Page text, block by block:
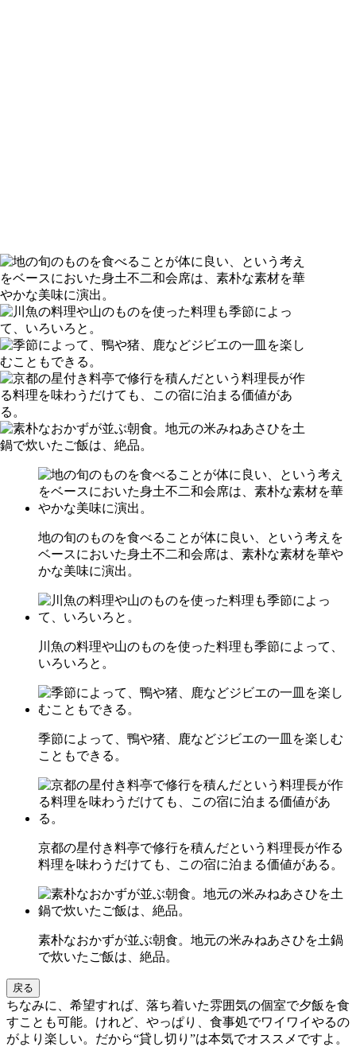
地の旬のものを食べることが体に良い、という考えを
ベースにおいた身土不二和会席は、素朴な素材を華や
かな美味に演出。
川魚の料理や山のものを使った料理も季節によって、
いろいろと。
季節によって、鴨や猪、鹿などジビエの一皿を楽しむ
こともできる。
京都の星付き料亭で修行を積んだという料理長が作る
料理を味わうだけても、この宿に泊まる価値がある。
素朴なおかずが並ぶ朝食。地元の米みねあさひを土鍋
で炊いたご飯は、絶品。
戻る
ちなみに、希望すれば、落ち着いた雰囲気の個室で夕飯を食
すことも可能。けれど、やっぱり、食事処でワイワイやるの
がより楽しい。だから“貸し切り”は本気でオススメですよ。